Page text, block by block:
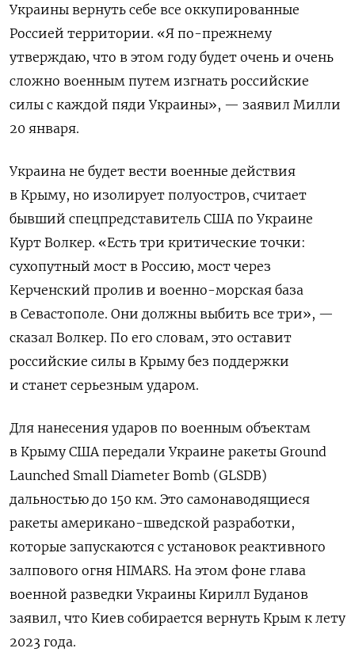
Украины вернуть себе все оккупированные
Россией территории. «Я по-прежнему
утверждаю, что в этом году будет очень и очень
сложно военным путем изгнать российские
силы с каждой пяди Украины», — заявил Милли
20 января.
Украина не будет вести военные действия
в Крыму, но изолирует полуостров, считает
бывший спецпредставитель США по Украине
Курт Волкер. «Есть три критические точки:
сухопутный мост в Россию, мост через
Керченский пролив и военно-морская база
в Севастополе. Они должны выбить все три», —
сказал Волкер. По его словам, это оставит
российские силы в Крыму без поддержки
и станет серьезным ударом.
Для нанесения ударов по военным объектам
в Крыму США передали Украине ракеты Ground
Launched Small Diameter Bomb (GLSDB)
дальностью до 150 км. Это самонаводящиеся
ракеты американо-шведской разработки,
которые запускаются с установок реактивного
залпового огня HIMARS. На этом фоне глава
военной разведки Украины Кирилл Буданов
заявил, что Киев собирается вернуть Крым к лету
2023 года.